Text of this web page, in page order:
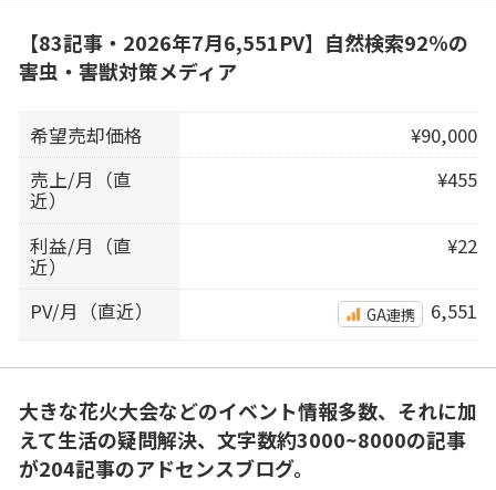
【83記事・2026年7月6,551PV】自然検索92％の
害虫・害獣対策メディア
希望売却価格
¥90,000
売上/月（直
近）
¥455
利益/月（直
近）
¥22
PV/月（直近） GA連携 6,551
大きな花火大会などのイベント情報多数、それに加
えて生活の疑問解決、文字数約3000~8000の記事
が204記事のアドセンスブログ。